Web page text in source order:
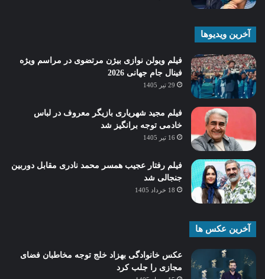
آخرین ویدیوها
فیلم ویولن نوازی بیژن مرتضوی در مراسم ویژه
فینال جام جهانی 2026
29 تیر 1405
فیلم مجید شهریاری بازیگر معروف در لباس
خادمی توجه برانگیز شد
16 تیر 1405
فیلم رفتار عجیب همسر محمد نادری مقابل دوربین
جنجالی شد
18 خرداد 1405
آخرین عکس ها
عکس خانوادگی بهزاد خلج توجه مخاطبان فضای
مجازی را جلب کرد